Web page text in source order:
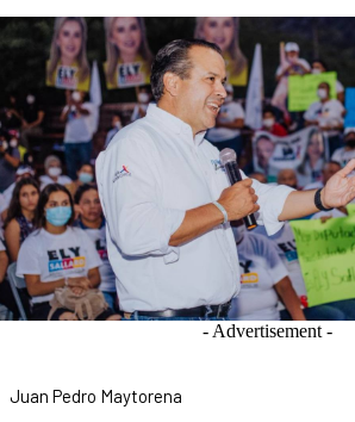
- Advertisement -
Juan Pedro Maytorena